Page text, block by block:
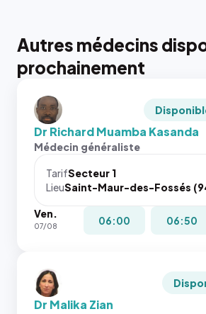
Autres médecins
prochainement
Dr Richard Muamba Kasanda
Médecin généraliste
TarifSecteur 1
LieuSaint-Maur-des-Fossés
Ven.
07/08 06:00 06:50
Dr Malika Zian